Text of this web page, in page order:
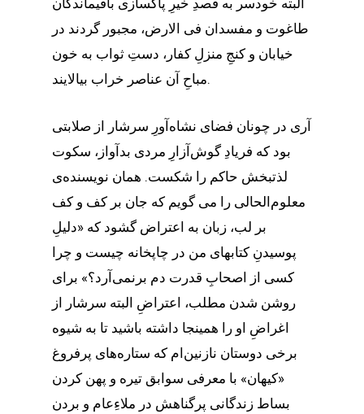
البته خودسر به قصدِ خیرِ پاکسازی باقیماندگان
طاغوت و مفسدان فی الارض، مجبور گردند در
خیابان و کنجِ منزلِ کفار، دستِ ثواب به خون
مباحِ آن عناصر خراب بیالایند.
آری در چونان فضای نشاه‌آورِ سرشار از صلابتی
بود که فریادِ گوش‌آزارِ مردی بدآواز، سکوت
لذتبخش حاکم را شکست. همان نویسنده‌ی
معلوم‌الحالی را می گویم که جان بر کف و کف
بر لب، زبان به اعتراض گشود که «دلیلِ
پوسیدنِ کتابهای من در چاپخانه چیست و چرا
کسی از اصحابِ قدرت دم برنمی‌آرد؟» برای
روشن شدن مطلب، اعتراضِ البته سرشار از
اغراضِ او را همینجا داشته باشید تا به شیوه
برخی دوستان نازنین‌ام که ستاره‌های پرفروغ
«کیهان» با معرفی سوابق تیره و پهن کردن
بساط زندگانی پرگناهش در ملاءِعام و بردن